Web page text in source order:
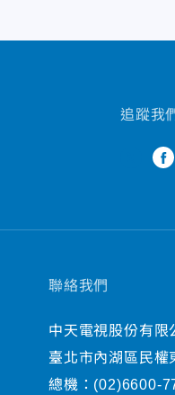
追蹤我
聯絡我們
中天電視股份有限
臺北市內湖區民權
總機： (02)6600-